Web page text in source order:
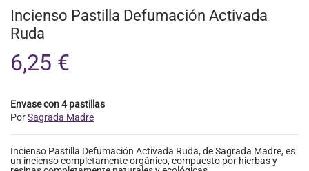
Incienso Pastilla Defumación Activada
Ruda
6,25 €
Envase con 4 pastillas
PorSagrada Madre
Incienso Pastilla Defumación Activada Ruda, de Sagrada Madre, es
un incienso completamente orgánico, compuesto por hierbas y